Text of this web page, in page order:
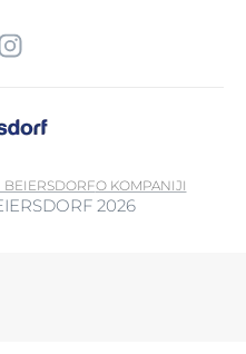
BEIERSDORFO KOMPANIJI
2026